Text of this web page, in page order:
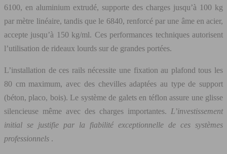
6100, en aluminium extrudé, supporte des charges jusqu’à 100 kg
par mètre linéaire, tandis que le 6840, renforcé par une âme en acier,
accepte jusqu’à 150 kg/ml. Ces performances techniques autorisent
l’utilisation de rideaux lourds sur de grandes portées.
L’installation de ces rails nécessite une fixation au plafond tous les
80 cm maximum, avec des chevilles adaptées au type de support
(béton, placo, bois). Le système de galets en téflon assure une glisse
silencieuse même avec des charges importantes. L’investissement
initial se justifie par la fiabilité exceptionnelle de ces systèmes
professionnels .